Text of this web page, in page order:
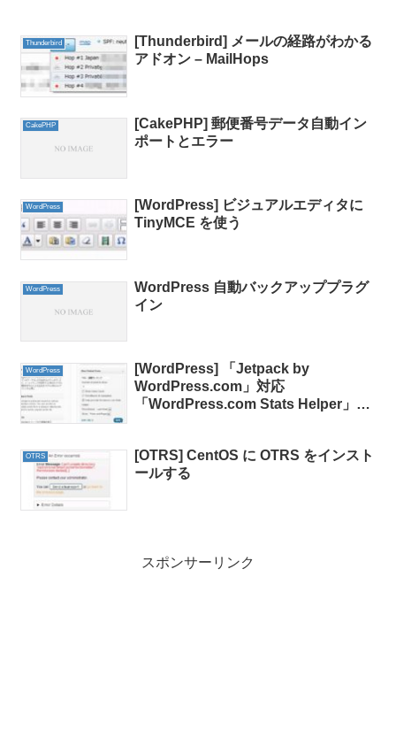
Thunderbird
[Thunderbird] メールの経路がわかる
アドオン – MailHops
CakePHP
[CakePHP] 郵便番号データ自動イン
ポートとエラー
WordPress
[WordPress] ビジュアルエディタに
TinyMCE を使う
WordPress
WordPress 自動バックアッププラグ
イン
WordPress
[WordPress] 「Jetpack by
WordPress.com」対応
「WordPress.com Stats Helper」１
OTRS
[OTRS] CentOS に OTRS をインスト
ールする
スポンサーリンク